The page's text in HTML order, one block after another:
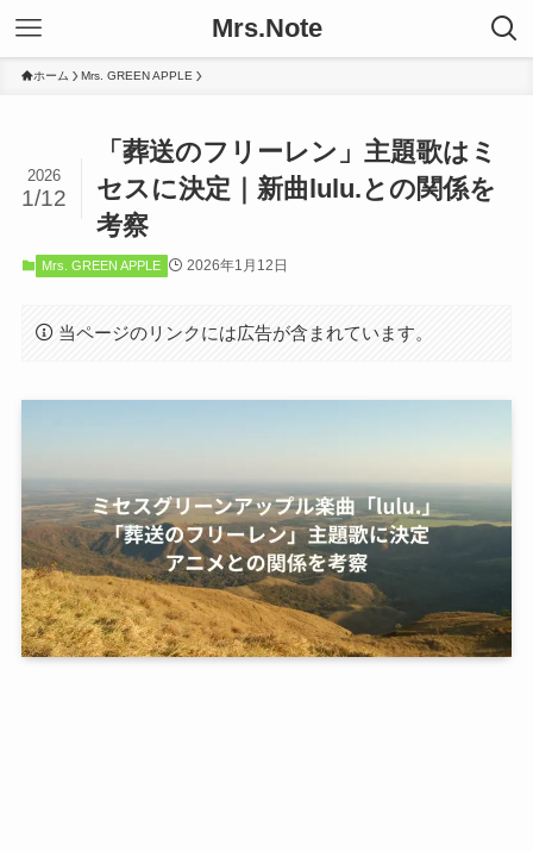
Mrs.Note
ホーム Mrs. GREEN APPLE
「葬送のフリーレン」主題歌はミ
セスに決定｜新曲lulu.との関係を
考察
2026
1/12
Mrs. GREEN APPLE 2026年1月12日
当ページのリンクには広告が含まれています。